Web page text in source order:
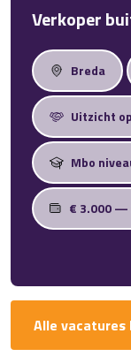
Verkoper
Breda
Uitzicht
Mbo
€ 3.000 —
Alle vacatures